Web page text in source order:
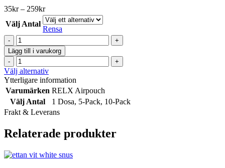
De
olika
alternativen
väljas
produktsidan
35kr – 259krPrisintervall:
35kr
till
259kr
Välj Antal
Rensa
RELX
Spearmint
Fresh
AirPouch
s5
mängd
Lägg till i varukorg
RELX
Spearmint
Fresh
AirPouch
s5
mängd
Välj alternativDen
här
produkten
har
flera
varianter.
olika
alternativen
kan
väljas
Ytterligare information
Varumärken RELX Airpouch
Välj Antal
1 Dosa, 5-Pack, 10-Pack
Frakt & Leverans
Relaterade produkter